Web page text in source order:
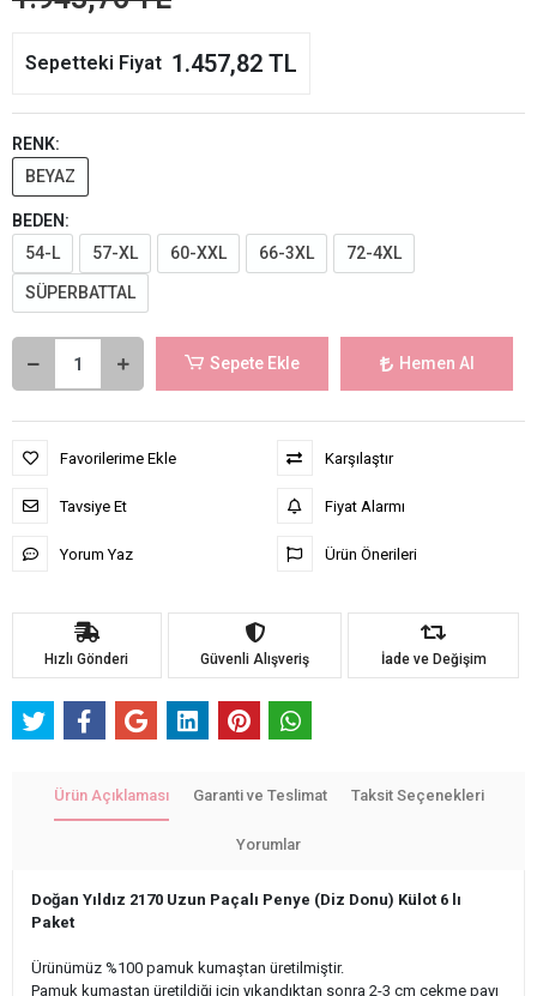
Sepetteki Fiyat 1.457,82 TL
RENK:
BEYAZ
BEDEN:
54-L
57-XL 60-XXL 66-3XL 72-4XL
SÜPERBATTAL
Sepete Ekle Hemen Al
Favorilerime Ekle
Tavsiye Et
Yorum Yaz
Karşılaştır
Fiyat Alarmı
Ürün Önerileri
Hızlı Gönderi Güvenli Alışveriş İade ve Değişim
Ürün Açıklaması Garanti ve Teslimat Taksit Seçenekleri
Yorumlar
Doğan Yıldız 2170 Uzun Paçalı Penye (Diz Donu) Külot 6 lı
Paket
Ürünümüz %100 pamuk kumaştan üretilmiştir.
Pamuk kumaştan üretildiği için yıkandıktan sonra 2-3 cm çekme payı